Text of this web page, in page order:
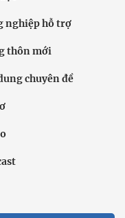
nghiệp hỗ trợ
thôn mới
chuyên đề